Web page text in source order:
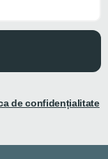
de confidențialitate